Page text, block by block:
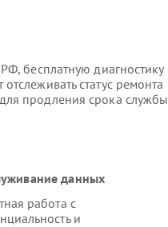
бесплатную диагностику
статус ремонта
продления срока службы
данных
работа с
и